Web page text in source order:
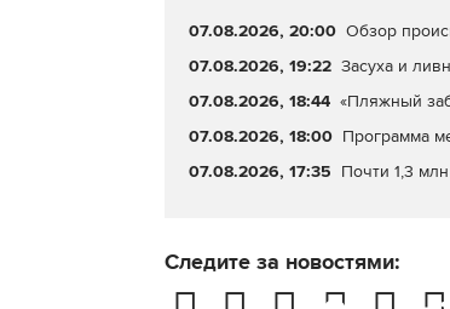
07.08.2026, 20:00 Обзор
07.08.2026, 19:22 Засуха и
07.08.2026, 18:44 «Пляжный
07.08.2026, 18:00 Программа
07.08.2026, 17:35 Почти 1,3
Следите за новостями: